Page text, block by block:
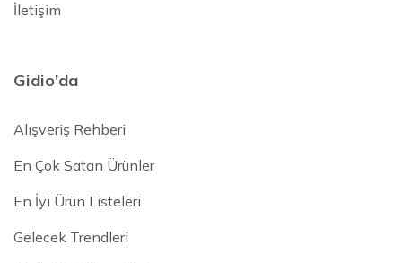
İletişim
Gidio'da
Alışveriş Rehberi
En Çok Satan Ürünler
En İyi Ürün Listeleri
Gelecek Trendleri